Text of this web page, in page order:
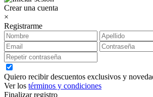
Crear una cuenta
×
Registrarme
Quiero recibir descuentos exclusivos y
Ver los términos y condiciones
Finalizar registro